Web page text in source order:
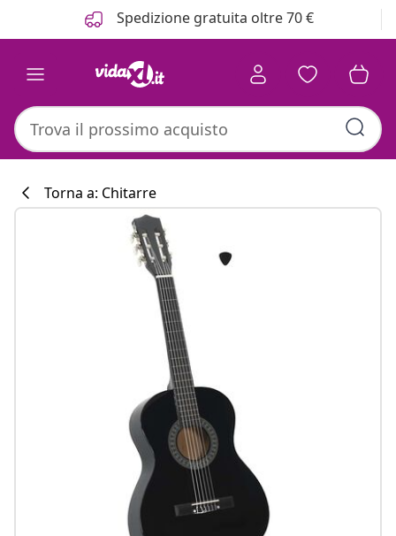
Spedizione gratuita oltre 70 €
Torna a: Chitarre